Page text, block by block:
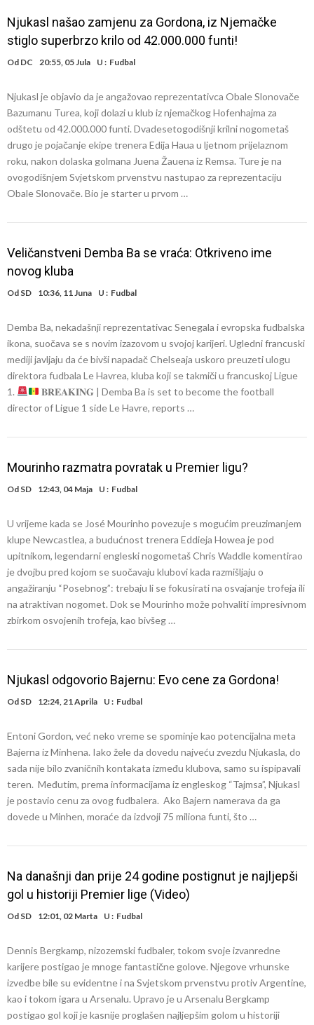
Njukasl našao zamjenu za Gordona, iz Njemačke
stiglo superbrzo krilo od 42.000.000 funti!
Od DC 20:55, 05 Jula U : Fudbal
Njukasl je objavio da je angažovao reprezentativca Obale Slonovače
Bazumanu Turea, koji dolazi u klub iz njemačkog Hofenhajma za
odštetu od 42.000.000 funti. Dvadesetogodišnji krilni nogometaš
drugo je pojačanje ekipe trenera Edija Haua u ljetnom prijelaznom
roku, nakon dolaska golmana Juena Žauena iz Remsa. Ture je na
ovogodišnjem Svjetskom prvenstvu nastupao za reprezentaciju
Obale Slonovače. Bio je starter u prvom …
Veličanstveni Demba Ba se vraća: Otkriveno ime
novog kluba
Od SD 10:36, 11 Juna U : Fudbal
Demba Ba, nekadašnji reprezentativac Senegala i evropska fudbalska
ikona, suočava se s novim izazovom u svojoj karijeri. Ugledni francuski
mediji javljaju da će bivši napadač Chelseaja uskoro preuzeti ulogu
direktora fudbala Le Havrea, kluba koji se takmiči u francuskoj Ligue
1.
𝐁𝐑𝐄𝐀𝐊𝐈𝐍𝐆 | Demba Ba is set to become the football
director of Ligue 1 side Le Havre, reports …
Mourinho razmatra povratak u Premier ligu?
Od SD 12:43, 04 Maja U : Fudbal
U vrijeme kada se José Mourinho povezuje s mogućim preuzimanjem
klupe Newcastlea, a budućnost trenera Eddieja Howea je pod
upitnikom, legendarni engleski nogometaš Chris Waddle komentirao
je dvojbu pred kojom se suočavaju klubovi kada razmišljaju o
angažiranju “Posebnog”: trebaju li se fokusirati na osvajanje trofeja ili
na atraktivan nogomet. Dok se Mourinho može pohvaliti impresivnom
zbirkom osvojenih trofeja, kao bivšeg …
Njukasl odgovorio Bajernu: Evo cene za Gordona!
Od SD 12:24, 21 Aprila U : Fudbal
Entoni Gordon, već neko vreme se spominje kao potencijalna meta
Bajerna iz Minhena. Iako žele da dovedu najveću zvezdu Njukasla, do
sada nije bilo zvaničnih kontakata između klubova, samo su ispipavali
teren. Međutim, prema informacijama iz engleskog “Tajmsa”, Njukasl
je postavio cenu za ovog fudbalera. Ako Bajern namerava da ga
dovede u Minhen, moraće da izdvoji 75 miliona funti, što …
Na današnji dan prije 24 godine postignut je najljepši
gol u historiji Premier lige (Video)
Od SD 12:01, 02 Marta U : Fudbal
Dennis Bergkamp, nizozemski fudbaler, tokom svoje izvanredne
karijere postigao je mnoge fantastične golove. Njegove vrhunske
izvedbe bile su evidentne i na Svjetskom prvenstvu protiv Argentine,
kao i tokom igara u Arsenalu. Upravo je u Arsenalu Bergkamp
postigao gol koji je kasnije proglašen najljepšim golom u historiji